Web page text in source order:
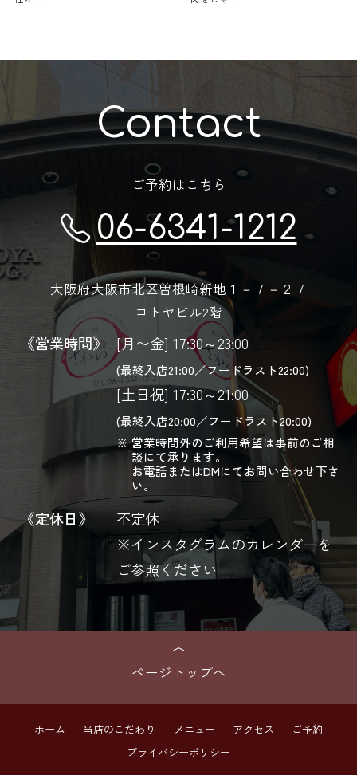
Contact
ご予約はこちら
06-6341-1212
大阪府大阪市北区曽根崎新地１－７－２７
コトヤビル2階
《営業時間》 [月〜金] 17:30～23:00
(最終入店21:00／フードラスト22:00)
[土日祝] 17:30～21:00
(最終入店20:00／フードラスト20:00)
営業時間外のご利用希望は事前のご相
談にて承ります。
お電話またはDMにてお問い合わせ下さ
い。
《定休日》
不定休
※インスタグラムのカレンダーを
ご参照ください
ページトップへ
ホーム 当店のこだわり メニュー アクセス
ご予約
プライバシーポリシー